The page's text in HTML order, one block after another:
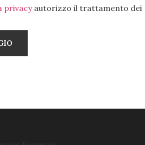
privacyautorizzo il trattamento dei